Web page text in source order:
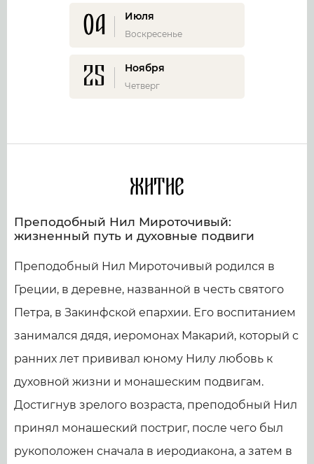
04 Июля
Воскресенье
25 Ноября
Четверг
Житие
Преподобный Нил Мироточивый:
жизненный путь и духовные подвиги
Преподобный Нил Мироточивый родился в
Греции, в деревне, названной в честь святого
Петра, в Закинфской епархии. Его воспитанием
занимался дядя, иеромонах Макарий, который с
ранних лет прививал юному Нилу любовь к
духовной жизни и монашеским подвигам.
Достигнув зрелого возраста, преподобный Нил
принял монашеский постриг, после чего был
рукоположен сначала в иеродиакона, а затем в